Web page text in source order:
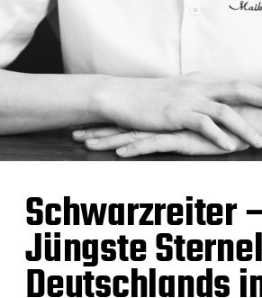
Schwarzreiter
Jüngste